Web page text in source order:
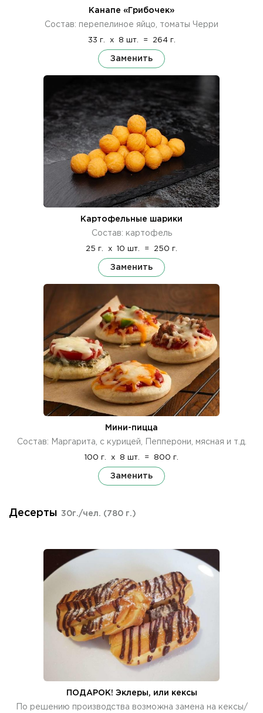
Канапе «Грибочек»
Состав: перепелиное яйцо, томаты Черри
33 г. x 8 шт. = 264 г.
Заменить
Картофельные шарики
Состав: картофель
25 г. x 10 шт. = 250 г.
Заменить
Мини-пицца
Состав: Маргарита, с курицей, Пепперони, мясная и т.д.
100 г. x 8 шт. = 800 г.
Заменить
Десерты 30г./чел. (780 г.)
ПОДАРОК! Эклеры, или кексы
По решению производства возможна замена на кексы/